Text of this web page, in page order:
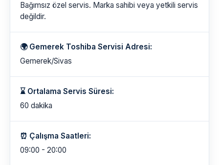
Bağımsız özel servis. Marka sahibi veya yetkili servis
değildir.
🌍 Gemerek Toshiba Servisi Adresi:
Gemerek/Sivas
⌛ Ortalama Servis Süresi:
60 dakika
⏰ Çalışma Saatleri:
09:00 - 20:00